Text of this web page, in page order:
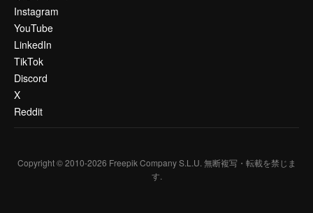
Instagram
YouTube
LinkedIn
TikTok
Discord
X
Reddit
Copyright © 2010-2026 Freepik Company S.L.U. 無断複写・転載を禁じま
す.